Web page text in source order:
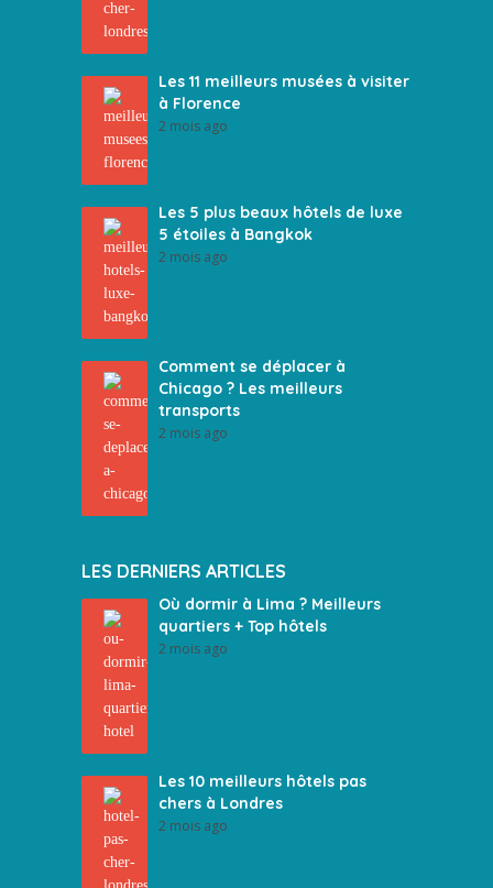
Les 11 meilleurs musées à visiter
à Florence
2 mois ago
Les 5 plus beaux hôtels de luxe
5 étoiles à Bangkok
2 mois ago
Comment se déplacer à
Chicago ? Les meilleurs
transports
2 mois ago
LES DERNIERS ARTICLES
Où dormir à Lima ? Meilleurs
quartiers + Top hôtels
2 mois ago
Les 10 meilleurs hôtels pas
chers à Londres
2 mois ago